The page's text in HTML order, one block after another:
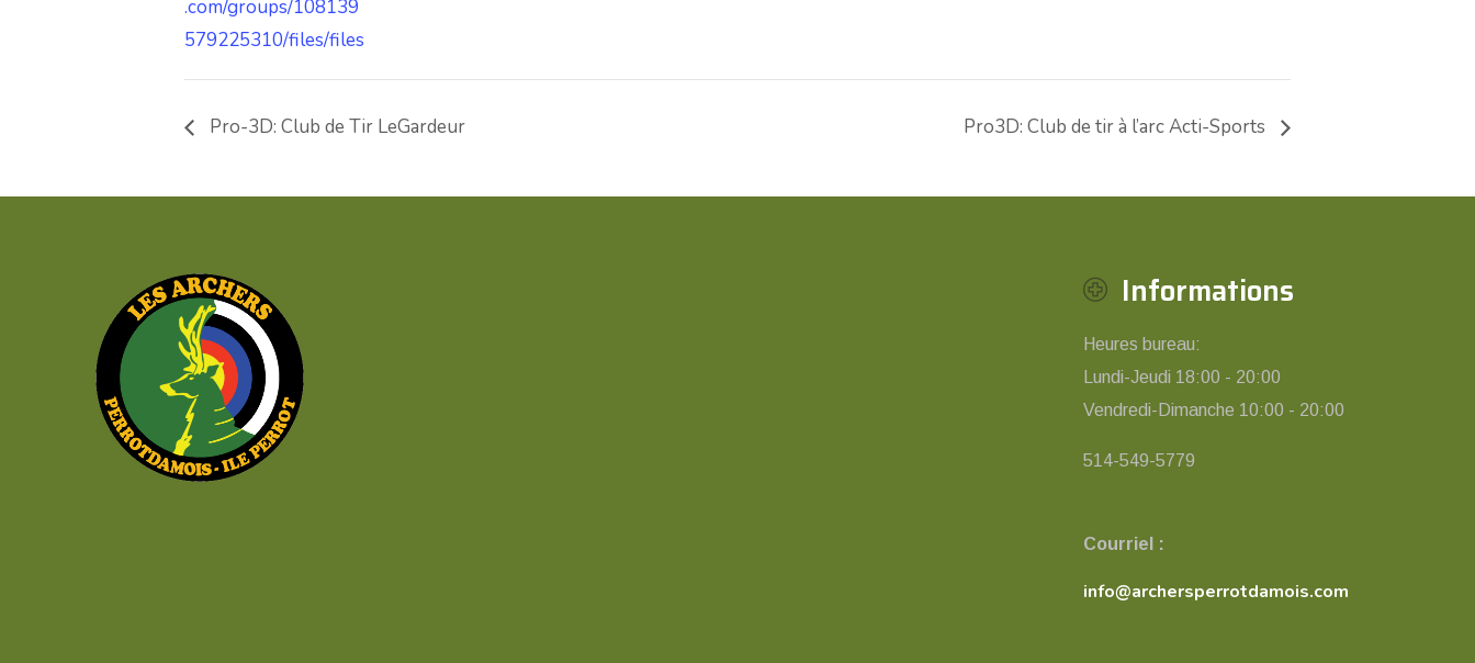
.com/groups/108139
579225310/files/files
Pro-3D: Club de Tir LeGardeur Pro3D: Club de tir à l’arc Acti-Sports
Informations
Heures bureau:
Lundi-Jeudi 18:00 - 20:00
Vendredi-Dimanche 10:00 - 20:00
514-549-5779
Courriel :
info@archersperrotdamois.com